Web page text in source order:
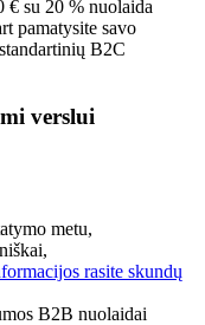
€ su 20 % nuolaida
pamatysite savo
B2C
verslui
metu,
rasite skundų
B2B nuolaidai